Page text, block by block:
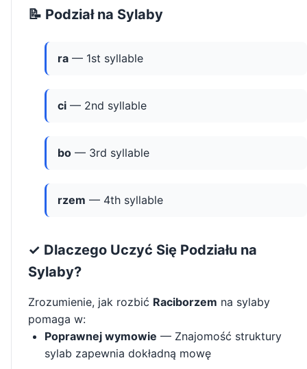
📝 Podział na Sylaby
ra — 1st syllable
ci — 2nd syllable
bo — 3rd syllable
rzem — 4th syllable
✓ Dlaczego Uczyć Się Podziału na
Sylaby?
Zrozumienie, jak rozbić Raciborzem na sylaby
pomaga w:
Poprawnej wymowie — Znajomość struktury
sylab zapewnia dokładną mowę